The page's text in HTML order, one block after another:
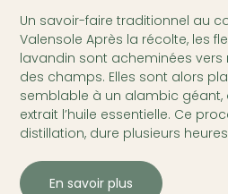
Un savoir-faire traditionnel au
Valensole Après la récolte, les
lavandin sont acheminées
des champs. Elles sont alors
semblable à un alambic géant,
extrait l’huile essentielle. Ce
distillation, dure plusieurs
En savoir plus